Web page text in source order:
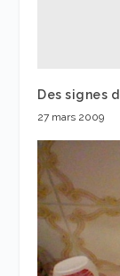
Des signes
27 mars 2009